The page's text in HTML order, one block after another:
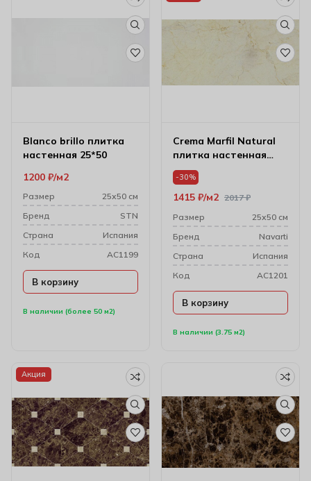
Blanсo brillo плитка
настенная 25*50
В наличии (более 50 м2)
1200 ₽ м2
Размер
25х50 см
Бренд
STN
Cтрана
Испания
Код
AC1199
В корзину
Crema Marfil Natural
плитка настенная
25*50
В наличии (3.75 м2)
-30%
2017₽
1415 ₽ м2
Размер
25х50 см
Бренд
Navarti
Cтрана
Испания
Код
AC1201
В корзину
Акция